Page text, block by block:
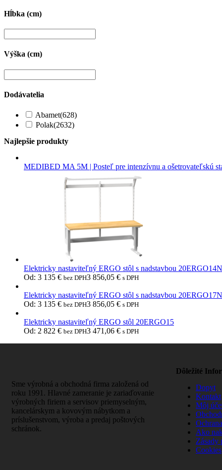
Hĺbka (cm)
Výška (cm)
Dodávatelia
Abamet(628)
Polak(2632)
Najlepšie produkty
MEDIBED MA 5M | Posteľ pre intenzívnu a ošetrovateľskú
Elektricky nastaviteľný ERGO stôl s nadstavbou 20ERGO14N
Od: 3 135 € bez DPH3 856,05 € s DPH
Elektricky nastaviteľný ERGO stôl s nadstavbou 20ERGO17N
Od: 3 135 € bez DPH3 856,05 € s DPH
Elektricky nastaviteľný ERGO stôl 20ERGO15
Od: 2 822 € bez DPH3 471,06 € s DPH
Sme výrobná a obchodná firma založená od
roku 1991. Hlavné zameranie je zariaďovanie
výrobných firiem a servisov priemyselným,
kancelárskym a kovovým nábytkom a
príslušenstvom, výroba a predaj poštových
schránok.
Dôležité
Dopyt
Kontakt
Môj
Ako
Zásady
Cookies